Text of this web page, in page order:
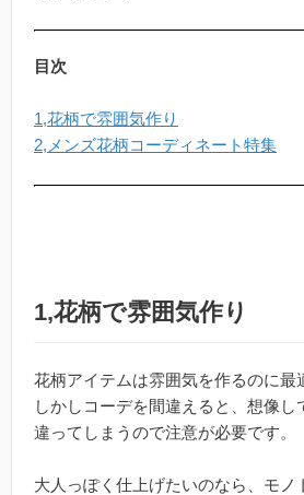
目次
1,花柄で雰囲気作り
2,メンズ花柄コーディネート特集
1,花柄で雰囲気作り
花柄アイテムは雰囲気を作るのに最
しかしコーデを間違えると、想像し
違ってしまうので注意が必要です。
大人っぽく仕上げたいのなら、モノ